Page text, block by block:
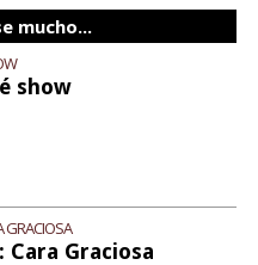
mucho...
show
GRACIOSA
Cara Graciosa